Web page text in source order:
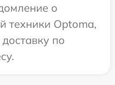
о
техники Optoma,
по